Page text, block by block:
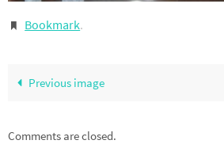
Bookmark.
Previous image
Comments are closed.